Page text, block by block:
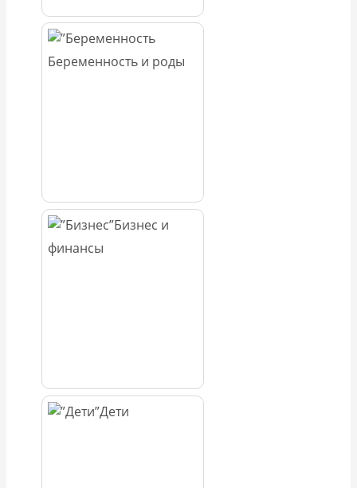
Беременность и роды
Бизнес и
финансы
Дети